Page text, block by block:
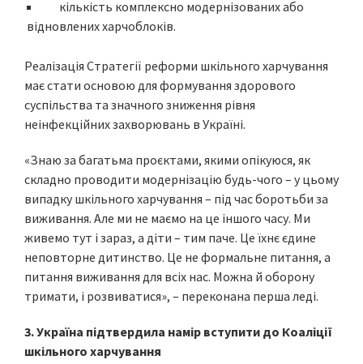
кількість комплексно модернізованих або
відновлених харчоблоків.
Реалізація Стратегії реформи шкільного харчування
має стати основою для формування здорового
суспільства та значного зниження рівня
неінфекційних захворювань в Україні.
«Знаю за багатьма проєктами, якими опікуюся, як
складно проводити модернізацію будь-чого – у цьому
випадку шкільного харчування – під час боротьби за
виживання. Але ми не маємо на це іншого часу. Ми
живемо тут і зараз, а діти – тим паче. Це їхнє єдине
неповторне дитинство. Це не формальне питання, а
питання виживання для всіх нас. Можна й оборону
тримати, і розвиватися», – переконана перша леді.
3. Україна підтвердила намір вступити до Коаліції
шкільного харчування